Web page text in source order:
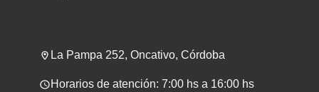
La Pampa 252, Oncativo, Córdoba
Horarios de atención: 7:00 hs a 16:00 hs